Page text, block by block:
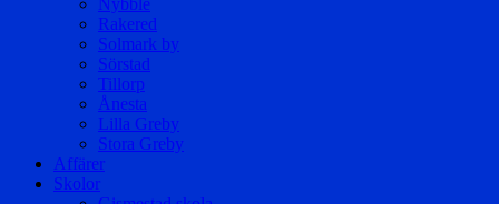
Rakered
Solmark by
Sörstad
Tillorp
Ånesta
Lilla Greby
Stora Greby
Affärer
Skolor